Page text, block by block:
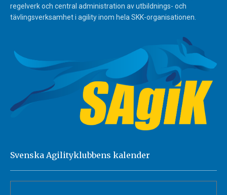
regelverk och central administration av utbildnings- och
tävlingsverksamhet i agility inom hela SKK-organisationen.
Svenska Agilityklubbens kalender